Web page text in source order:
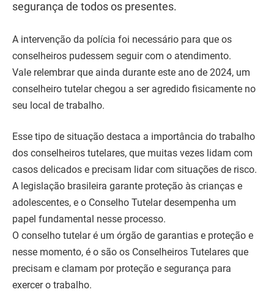
segurança de todos os presentes.
A intervenção da polícia foi necessário para que os
conselheiros pudessem seguir com o atendimento.
Vale relembrar que ainda durante este ano de 2024, um
conselheiro tutelar chegou a ser agredido fisicamente no
seu local de trabalho.
Esse tipo de situação destaca a importância do trabalho
dos conselheiros tutelares, que muitas vezes lidam com
casos delicados e precisam lidar com situações de risco.
A legislação brasileira garante proteção às crianças e
adolescentes, e o Conselho Tutelar desempenha um
papel fundamental nesse processo.
O conselho tutelar é um órgão de garantias e proteção e
nesse momento, é o são os Conselheiros Tutelares que
precisam e clamam por proteção e segurança para
exercer o trabalho.